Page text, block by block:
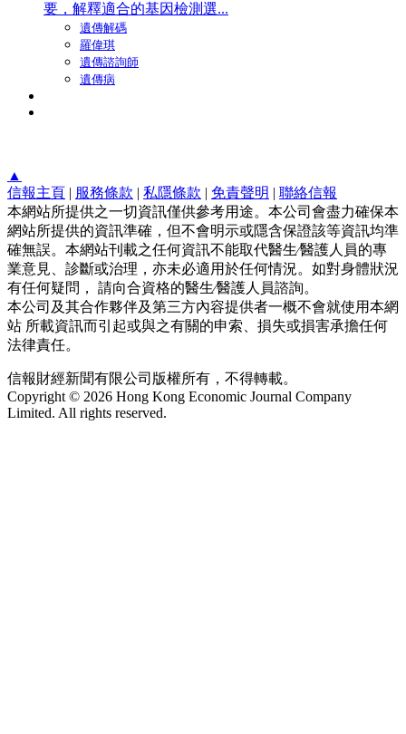
要，解釋適合的基因檢測選...
遺傳解碼
羅偉琪
遺傳諮詢師
遺傳病
▲
信報主頁 | 服務條款 | 私隱條款 | 免責聲明 | 聯絡信報
本網站所提供之一切資訊僅供參考用途。本公司會盡力確保本
網站所提供的資訊準確，但不會明示或隱含保證該等資訊均準
確無誤。本網站刊載之任何資訊不能取代醫生∕醫護人員的專
業意見、診斷或治理，亦未必適用於任何情況。如對身體狀況
有任何疑問， 請向合資格的醫生∕醫護人員諮詢。
本公司及其合作夥伴及第三方內容提供者一概不會就使用本網
站 所載資訊而引起或與之有關的申索、損失或損害承擔任何
法律責任。
信報財經新聞有限公司版權所有，不得轉載。
Copyright © 2026 Hong Kong Economic Journal Company
Limited. All rights reserved.